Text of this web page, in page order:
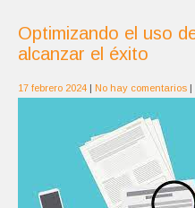
Optimizando el uso
alcanzar el éxito
17 febrero 2024 | No hay comentarios |